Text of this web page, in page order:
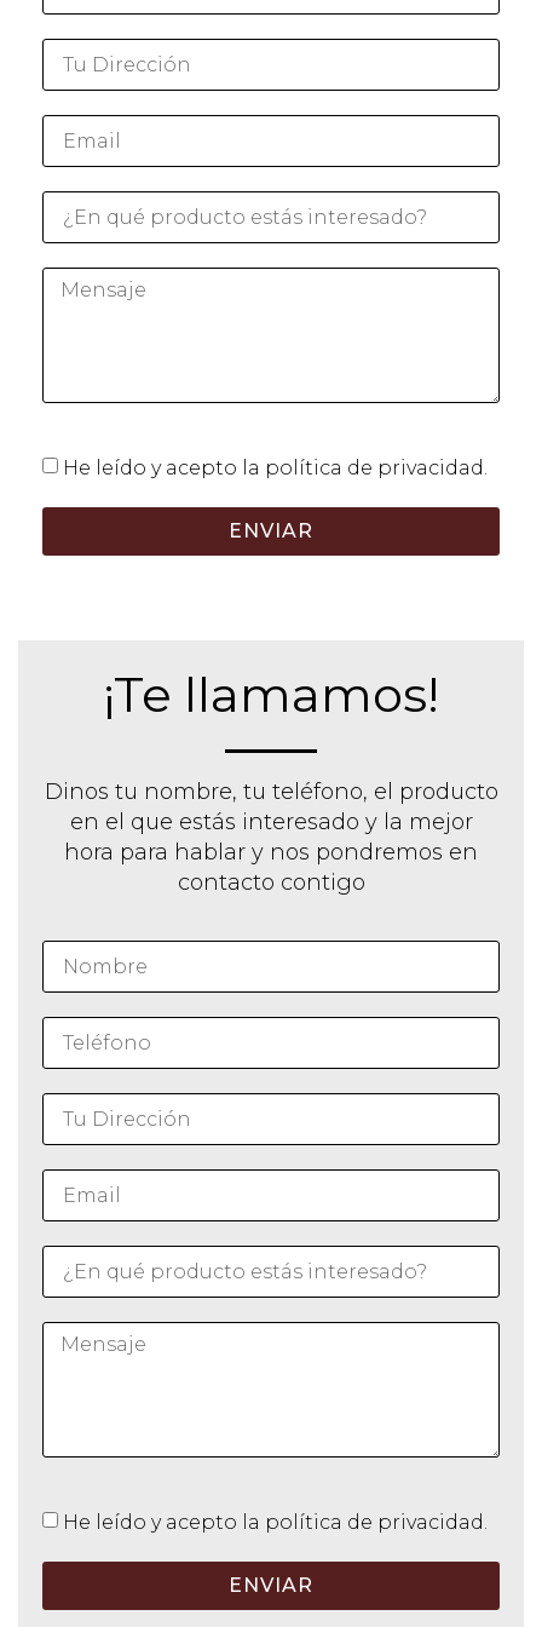
He leído y acepto la política de privacidad.
ENVIAR
¡Te llamamos!
Dinos tu nombre, tu teléfono, el producto
en el que estás interesado y la mejor
hora para hablar y nos pondremos en
contacto contigo
He leído y acepto la política de privacidad.
ENVIAR